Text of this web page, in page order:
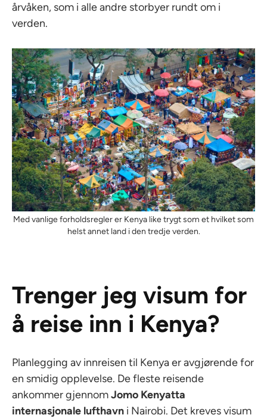
årvåken, som i alle andre storbyer rundt om i
verden.
Med vanlige forholdsregler er Kenya like trygt som et hvilket som
helst annet land i den tredje verden.
Trenger jeg visum for
å reise inn i Kenya?
Planlegging av innreisen til Kenya er avgjørende for
en smidig opplevelse. De fleste reisende
ankommer gjennomJomo Kenyatta
internasjonale lufthavn i Nairobi. Det kreves visum